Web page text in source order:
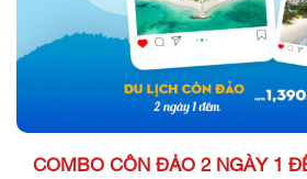
COMBO CÔN ĐẢO 2 NGÀY 1